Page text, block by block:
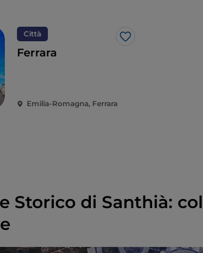
Città
Like
Ferrara
Emilia-Romagna, Ferrara
Storico di Santhià: